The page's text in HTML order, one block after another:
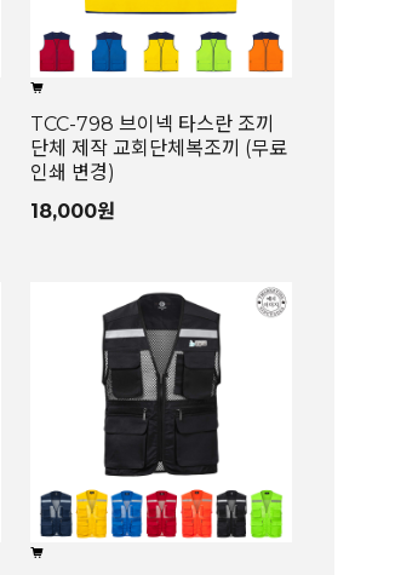
TCC-798 브이넥 타스란 조끼
단체 제작 교회단체복조끼 (무료
인쇄 변경)
18,000원